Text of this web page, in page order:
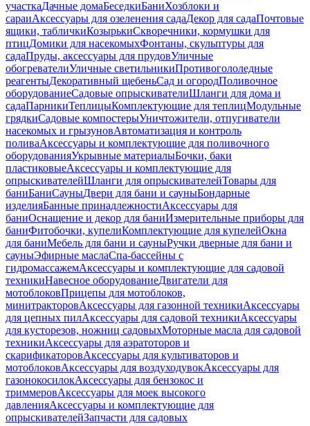
участкаДачные домаБеседкиБаниХозблоки и
сараиАксессуары для озеленения садаДекор для садаПочтовые
ящики, табличкиКозырькиСкворечники, кормушки для
птицДомики для насекомыхФонтаны, скульптуры для
садаПруды, аксессуары для прудовУличные
обогревателиУличные светильникиПротивогололедные
реагентыДекоративный щебеньСад и огородПоливочное
оборудованиеСадовые опрыскивателиШланги для дома и
садаПарникиТеплицыКомплектующие для теплицМодульные
грядкиСадовые компостерыУничтожители, отпугиватели
насекомых и грызуновАвтоматизация и контроль
поливаАксессуары и комплектующие для поливочного
оборудованияУкрывные материалыБочки, баки
пластиковыеАксессуары и комплектующие для
опрыскивателейШланги для опрыскивателейТовары для
баниБаниСауныДвери для бани и сауныБондарные
изделияБанные принадлежностиАксессуары для
баниОснащение и декор для баниИзмерительные приборы для
баниФитобочки, купелиКомплектующие для купелейОкна
для баниМебель для бани и сауныРучки дверные для бани и
сауныЭфирные маслаСпа-бассейны с
гидромассажемАксессуары и комплектующие для садовой
техникиНавесное оборудованиеДвигатели для
мотоблоковПрицепы для мотоблоков,
минитракторовАксессуары для газонной техникиАксессуары
для цепных пилАксессуары для садовой техникиАксессуары
для кусторезов, ножниц садовыхМоторные масла для садовой
техникиАксессуары для аэратоторов и
скарификаторовАксессуары для культиваторов и
мотоблоковАксессуары для воздуходувокАксессуары для
газонокосилокАксессуары для бензокос и
триммеровАксессуары для моек высокого
давленияАксессуары и комплектующие для
опрыскивателейЗапчасти для садовых